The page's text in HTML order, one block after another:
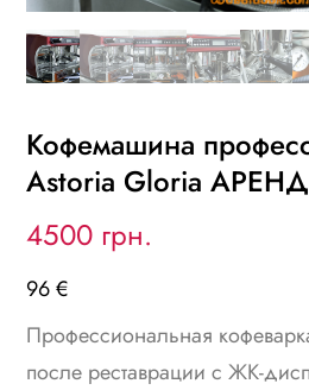
Кофемашина
Astoria Gloria
4500 грн.
96 €
Профессиональная
после реставрации с ЖК-